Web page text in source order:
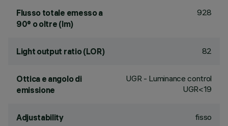
Flusso totale emesso a
90° o oltre (lm)
928
Light output ratio (LOR) 82
Ottica e angolo di
emissione
UGR - Luminance control
UGR<19
Adjustability fisso